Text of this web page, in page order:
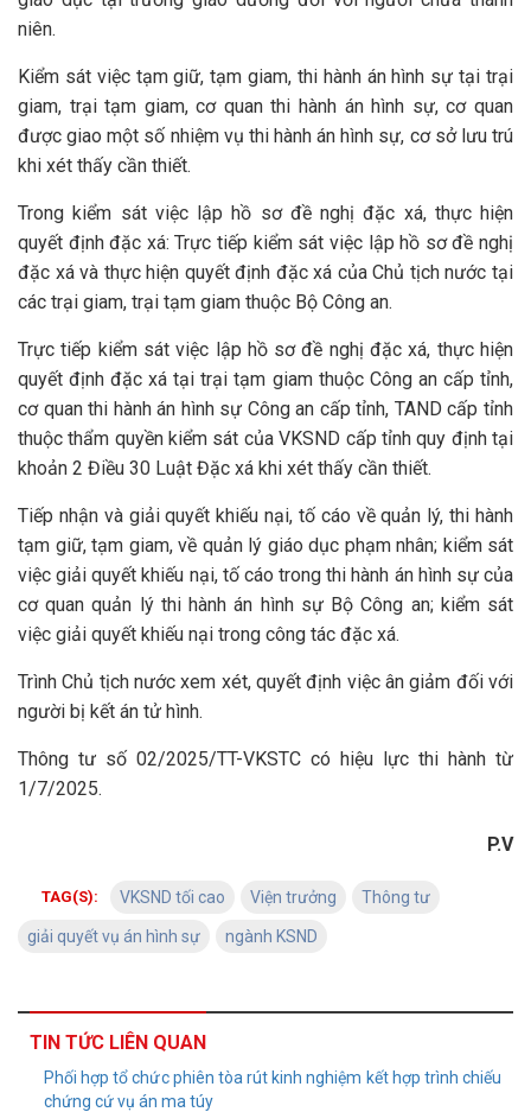
niên.
Kiểm sát việc tạm giữ, tạm giam, thi hành án hình sự tại trại
giam, trại tạm giam, cơ quan thi hành án hình sự, cơ quan
được giao một số nhiệm vụ thi hành án hình sự, cơ sở lưu trú
khi xét thấy cần thiết.
Trong kiểm sát việc lập hồ sơ đề nghị đặc xá, thực hiện
quyết định đặc xá: Trực tiếp kiểm sát việc lập hồ sơ đề nghị
đặc xá và thực hiện quyết định đặc xá của Chủ tịch nước tại
các trại giam, trại tạm giam thuộc Bộ Công an.
Trực tiếp kiểm sát việc lập hồ sơ đề nghị đặc xá, thực hiện
quyết định đặc xá tại trại tạm giam thuộc Công an cấp tỉnh,
cơ quan thi hành án hình sự Công an cấp tỉnh, TAND cấp tỉnh
thuộc thẩm quyền kiểm sát của VKSND cấp tỉnh quy định tại
khoản 2 Điều 30 Luật Đặc xá khi xét thấy cần thiết.
Tiếp nhận và giải quyết khiếu nại, tố cáo về quản lý, thi hành
tạm giữ, tạm giam, về quản lý giáo dục phạm nhân; kiểm sát
việc giải quyết khiếu nại, tố cáo trong thi hành án hình sự của
cơ quan quản lý thi hành án hình sự Bộ Công an; kiểm sát
việc giải quyết khiếu nại trong công tác đặc xá.
Trình Chủ tịch nước xem xét, quyết định việc ân giảm đối với
người bị kết án tử hình.
Thông tư số 02/2025/TT-VKSTC có hiệu lực thi hành từ
1/7/2025.
P.V
TAG(S): VKSND tối cao Viện trưởng Thông tư
giải quyết vụ án hình sự ngành KSND
TIN TỨC LIÊN QUAN
Phối hợp tổ chức phiên tòa rút kinh nghiệm kết hợp trình chiếu
chứng cứ vụ án ma túy